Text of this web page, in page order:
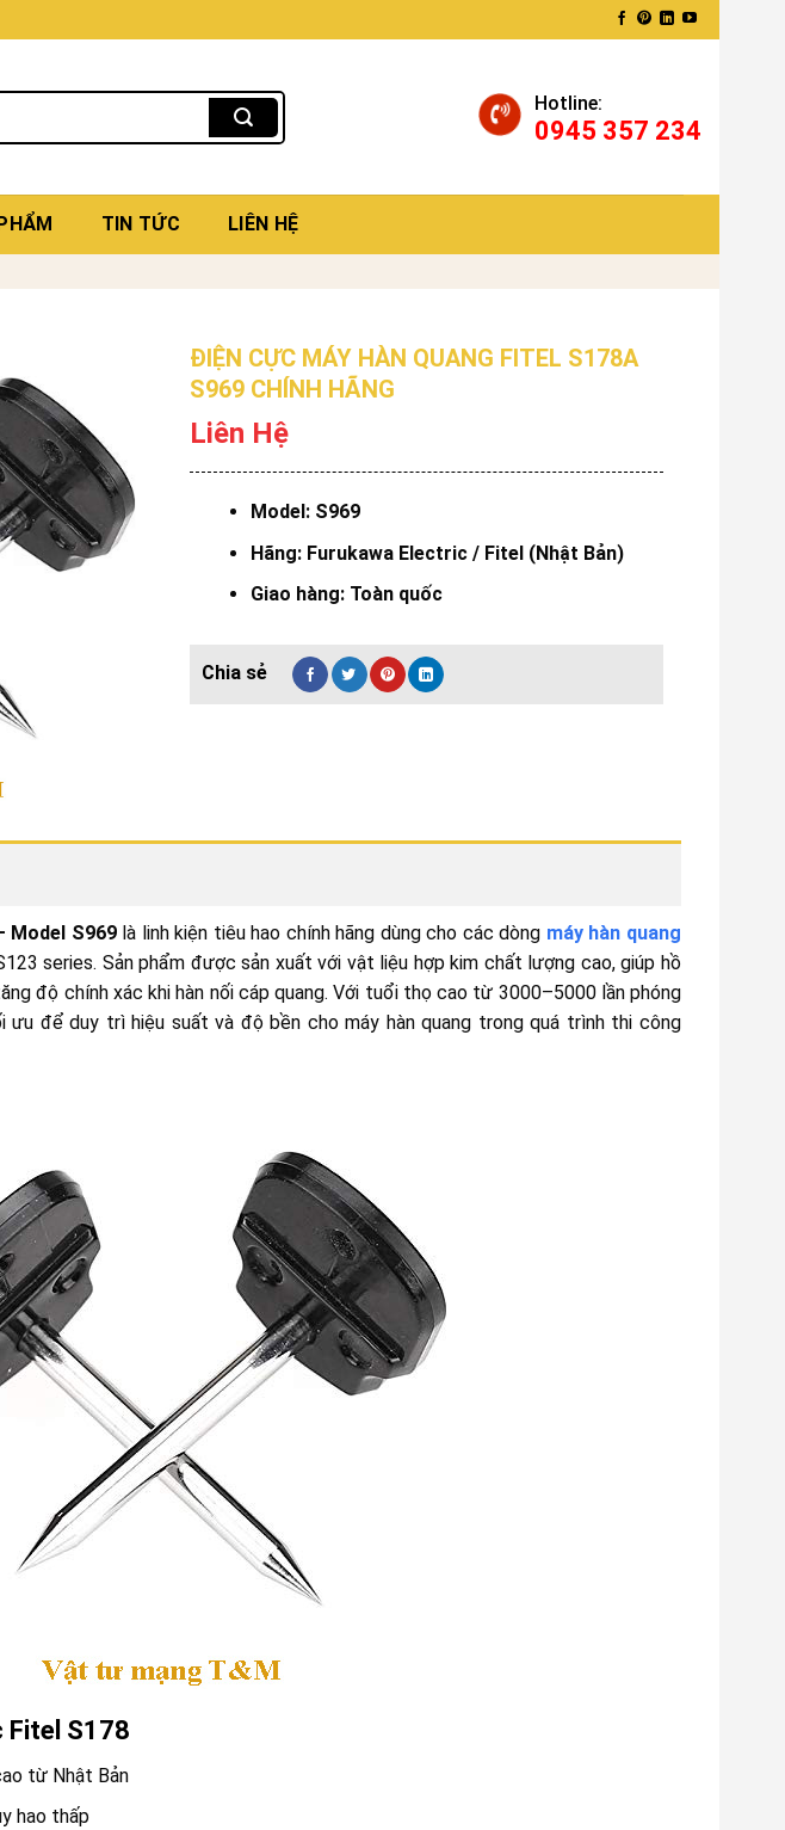
Hotline:
0945 357 234
TIN TỨC LIÊN HỆ
ĐIỆN CỰC MÁY HÀN QUANG FITEL S178A
S969 CHÍNH HÃNG
Liên Hệ
Model: S969
Hãng: Furukawa Electric/ Fitel (Nhật Bản)
Giao hàng: Toàn quốc
Model S969là linh kiện tiêu hao chính hãng dùng cho các dòng máy hàn quang
series. Sản phẩm được sản xuất với vật liệu hợp kim chất lượng cao, giúp hồ
độ chính xác khi hàn nối cáp quang. Với tuổi thọ cao từ 3000–5000 lần phóng
để duy trì hiệu suất và độ bền cho máy hàn quang trong quá trình thi công
Fitel S178
từ Nhật Bản
hao thấp